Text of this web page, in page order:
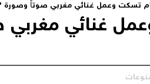
تسكت وعمل غنائي مغربي صوتاً وصورة
غنائي